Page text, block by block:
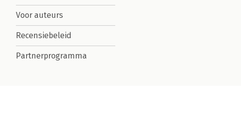
Voor auteurs
Recensiebeleid
Partnerprogramma